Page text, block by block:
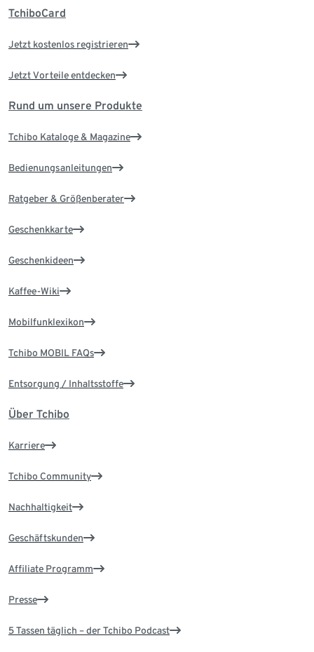
TchiboCard
Jetzt kostenlos registrieren
Jetzt Vorteile entdecken
Rund um unsere Produkte
Tchibo Kataloge & Magazine
Bedienungsanleitungen
Ratgeber & Größenberater
Geschenkkarte
Geschenkideen
Kaffee-Wiki
Mobilfunklexikon
Tchibo MOBIL FAQs
Entsorgung / Inhaltsstoffe
Über Tchibo
Karriere
Tchibo Community
Nachhaltigkeit
Geschäftskunden
Affiliate Programm
Presse
5 Tassen täglich – der Tchibo Podcast